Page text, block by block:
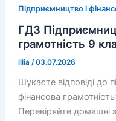
Підприємництво і
ГДЗ
грамотність 9
illia /03.07.2026
Шукаєте відповіді до
фінансова
Перевіряйте домашні